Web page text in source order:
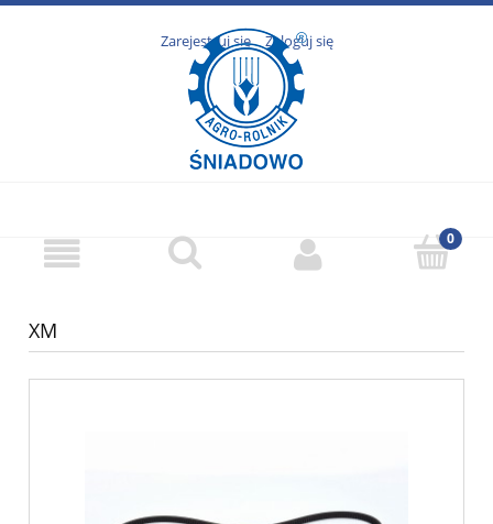
Zarejestruj się Zaloguj się
XM